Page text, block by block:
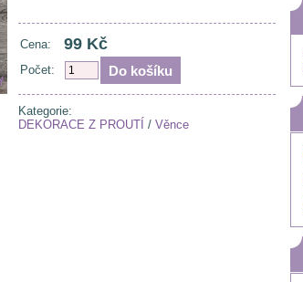
Cena: 99 Kč
Počet:
Kategorie:
DEKORACE Z PROUTÍ / Věnce